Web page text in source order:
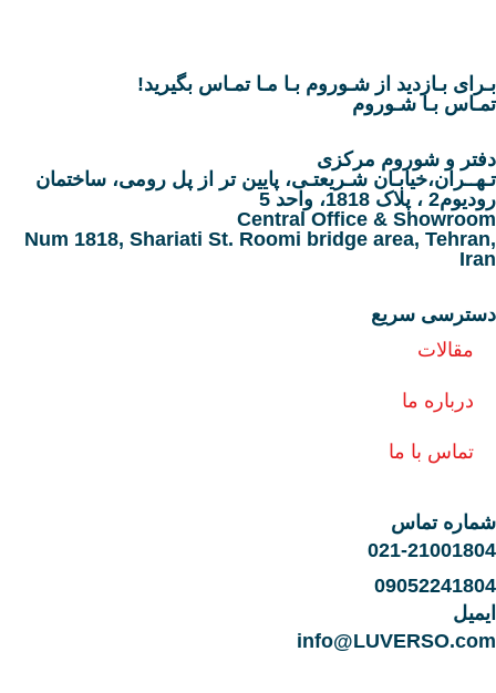
بـرای بـازدید از شـوروم بـا مـا تمـاس بگیرید!
تمـاس بـا شـوروم
دفتر و شوروم مرکزی​
تـهــران،خیابـان شـریعتـی، پایین تر از پل رومی، ساختمان
رودیوم2 ، پلاک 1818، واحد 5
Central Office & Showroom
Num 1818, Shariati St. Roomi bridge area, Tehran,
Iran
دسترسی سریع
مقالات
درباره ما
تماس با ما
شماره تماس
021-21001804
09052241804
ایمیل
info@LUVERSO.com